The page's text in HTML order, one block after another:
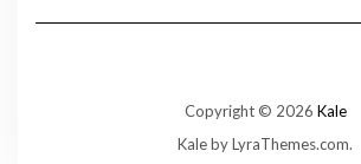
Copyright © 2026 Kale
Kaleby LyraThemes.com.